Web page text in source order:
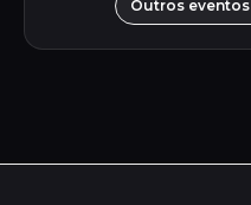
Outros eventos